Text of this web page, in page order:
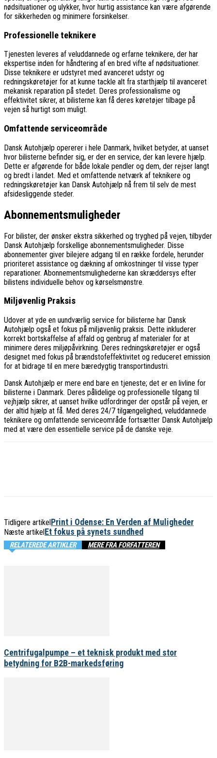
nødsituationer og ulykker, hvor hurtig assistance kan være afgørende
for sikkerheden og minimere forsinkelser.
Professionelle teknikere
Tjenesten leveres af veluddannede og erfarne teknikere, der har
ekspertise inden for håndtering af en bred vifte af nødsituationer.
Disse teknikere er udstyret med avanceret udstyr og
redningskøretøjer for at kunne tackle alt fra starthjælp til avanceret
mekanisk reparation på stedet. Deres professionalisme og
effektivitet sikrer, at bilisterne kan få deres køretøjer tilbage på
vejen så hurtigt som muligt.
Omfattende serviceområde
Dansk Autohjælp opererer i hele Danmark, hvilket betyder, at uanset
hvor bilisterne befinder sig, er der en service, der kan levere hjælp.
Dette er afgørende for både lokale pendler og dem, der rejser langt
og bredt i landet. Med et omfattende netværk af teknikere og
redningskøretøjer kan Dansk Autohjælp nå frem til selv de mest
afsidesliggende steder.
Abonnementsmuligheder
For bilister, der ønsker ekstra sikkerhed og tryghed på vejen, tilbyder
Dansk Autohjælp forskellige abonnementsmuligheder. Disse
abonnementer giver bilejere adgang til en række fordele, herunder
prioriteret assistance og dækning af omkostninger til visse typer
reparationer. Abonnementsmulighederne kan skræddersys efter
bilistens individuelle behov og kørselsmønstre.
Miljøvenlig Praksis
Udover at yde en uundværlig service for bilisterne har Dansk
Autohjælp også et fokus på miljøvenlig praksis. Dette inkluderer
korrekt bortskaffelse af affald og genbrug af materialer for at
minimere deres miljøpåvirkning. Deres redningskøretøjer er også
designet med fokus på brændstofeffektivitet og reduceret emission
for at bidrage til en mere bæredygtig transportindustri.
Dansk Autohjælp er mere end bare en tjeneste; det er en livline for
bilisterne i Danmark. Deres pålidelige og professionelle tilgang til
vejhjælp sikrer, at uanset hvilke udfordringer der opstår på vejen, er
der altid hjælp at få. Med deres 24/7 tilgængelighed, veluddannede
teknikere og omfattende serviceområde fortsætter Dansk Autohjælp
med at være den essentielle service på de danske veje.
Tidligere artikelPrint i Odense: En Verden af Muligheder
Næste artikelEt fokus på synets sundhed
RELATEREDE ARTIKLER MERE FRA FORFATTEREN
Centrifugalpumpe – et teknisk produkt med stor
betydning for B2B-markedsføring